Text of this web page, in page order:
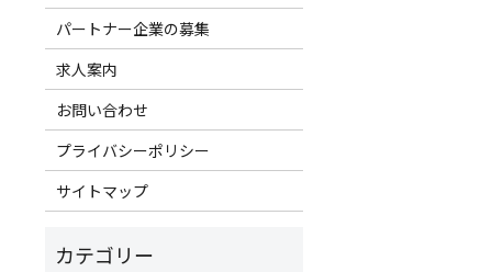
パートナー企業の募集
求人案内
お問い合わせ
プライバシーポリシー
サイトマップ